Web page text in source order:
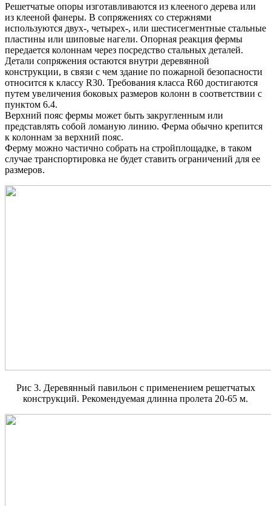
Решетчатые опоры изготавливаются из клееного дерева или
из клееной фанеры. В сопряжениях со стержнями
используются двух-, четырех-, или шестисегментные стальные
пластины или шиповые нагели. Опорная реакция фермы
передается колоннам через посредство стальных деталей.
Детали сопряжения остаются внутри деревянной
конструкции, в связи с чем здание по пожарной безопасности
относится к классу R30. Требования класса R60 достигаются
путем увеличения боковых размеров колонн в соответствии с
пунктом 6.4.
Верхний пояс фермы может быть закругленным или
представлять собой ломаную линию. Ферма обычно крепится
к колоннам за верхний пояс.
Ферму можно частично собрать на стройплощадке, в таком
случае транспортировка не будет ставить ограничений для ее
размеров.
Рис 3. Деревянный павильон с применением решетчатых
конструкций. Рекомендуемая длинна пролета 20-65 м.